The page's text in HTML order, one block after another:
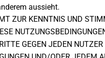
aussieht.
ZUR KENNTNIS UND
GEGEN JEDEN